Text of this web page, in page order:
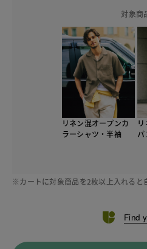
対象商
リネン混オープンカ
ラーシャツ・半袖
パ
※カートに対象商品を2枚以上入れると
Find